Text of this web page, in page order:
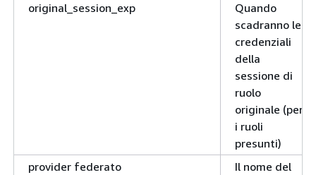
original_session_exp
Quando
scadranno le
credenziali
della
sessione di
ruolo
originale (per
i ruoli
presunti)
provider federato
Il nome del